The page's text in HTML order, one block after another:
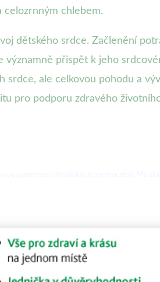
celozrnným chlebem.
dětského srdce. Začlenění
přispět k jeho
ale celkovou pohodu a
pro podporu zdravého